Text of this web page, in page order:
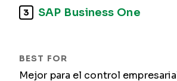
3 SAP Business One
Mejor para el control